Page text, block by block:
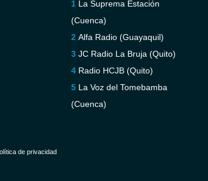
La Suprema Estación
(Cuenca)
Alfa Radio (Guayaquil)
JC Radio La Bruja (Quito)
Radio HCJB (Quito)
La Voz del Tomebamba
(Cuenca)
de privacidad